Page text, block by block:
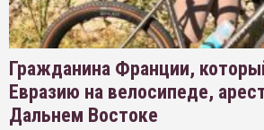
Гражданина Франции,
Евразию на велосипеде,
Дальнем Востоке